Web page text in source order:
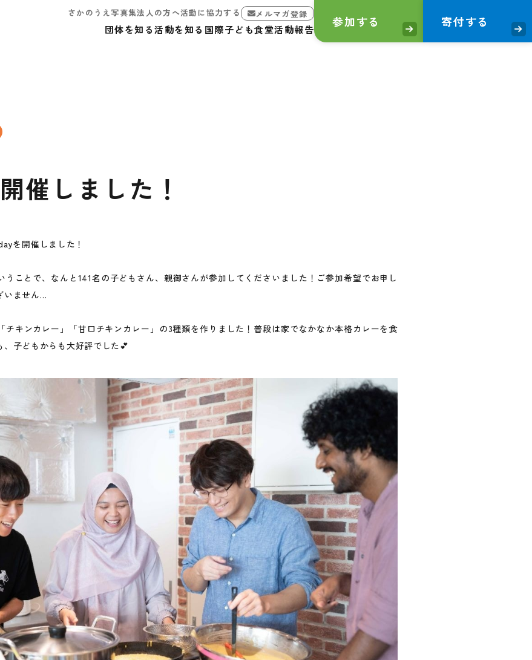
さかのうえ写真集法人の方へ活動に協力する メルマガ登録
団体を知る活動を知る 国際子ども食堂活動報告
参加する 寄付する
催しました！
を開催しました！
ことで、なんと141名の子どもさん、親御さんが参加してくださいました！ご参加希望でお申し
いません…
チキンカレー」「甘口チキンカレー」の3種類を作りました！普段は家でなかなか本格カレーを食
子どもからも大好評でした💕